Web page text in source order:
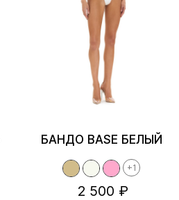
БАНДО BASE БЕЛЫЙ
+1
2 500 ₽